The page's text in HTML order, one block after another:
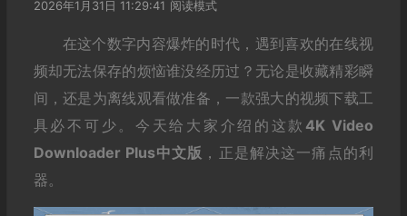
2026年1月31日 11:29:41 阅读模式
在这个数字内容爆炸的时代，遇到喜欢的在线视
频却无法保存的烦恼谁没经历过？无论是收藏精彩瞬
间，还是为离线观看做准备，一款强大的视频下载工
具必不可少。今天给大家介绍的这款 4K Video
Downloader Plus中文版 ，正是解决这一痛点的利
器。